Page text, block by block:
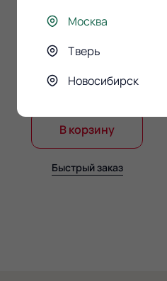
Конфеты Raffaello 150гр.
890 ₽
В корзину
Быстрый заказ
Москва
Тверь
Новосибирск